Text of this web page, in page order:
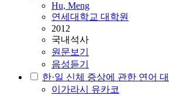
Hu, Meng
연세대학교 대학원
2012
국내석사
원문보기
음성듣기
한·일 신체 증상에 관한 연어
이가라시 유카코